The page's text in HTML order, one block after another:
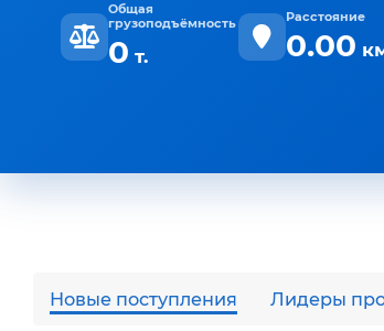
Общая
грузоподъёмность
0 т.
Расстояние
0.00
Новые поступления Лидеры